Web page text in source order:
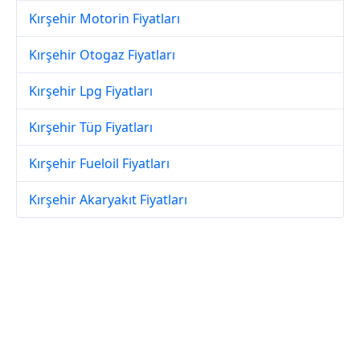
Kırşehir Motorin Fiyatları
Kırşehir Otogaz Fiyatları
Kırşehir Lpg Fiyatları
Kırşehir Tüp Fiyatları
Kırşehir Fueloil Fiyatları
Kırşehir Akaryakıt Fiyatları